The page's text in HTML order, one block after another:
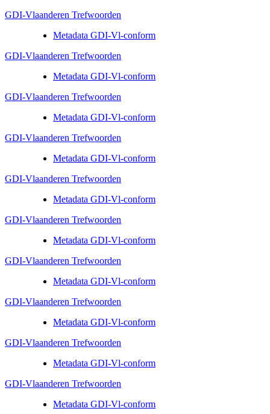
GDI-Vlaanderen Trefwoorden
Metadata GDI-Vl-conform
GDI-Vlaanderen Trefwoorden
Metadata GDI-Vl-conform
GDI-Vlaanderen Trefwoorden
Metadata GDI-Vl-conform
GDI-Vlaanderen Trefwoorden
Metadata GDI-Vl-conform
GDI-Vlaanderen Trefwoorden
Metadata GDI-Vl-conform
GDI-Vlaanderen Trefwoorden
Metadata GDI-Vl-conform
GDI-Vlaanderen Trefwoorden
Metadata GDI-Vl-conform
GDI-Vlaanderen Trefwoorden
Metadata GDI-Vl-conform
GDI-Vlaanderen Trefwoorden
Metadata GDI-Vl-conform
GDI-Vlaanderen Trefwoorden
Metadata GDI-Vl-conform